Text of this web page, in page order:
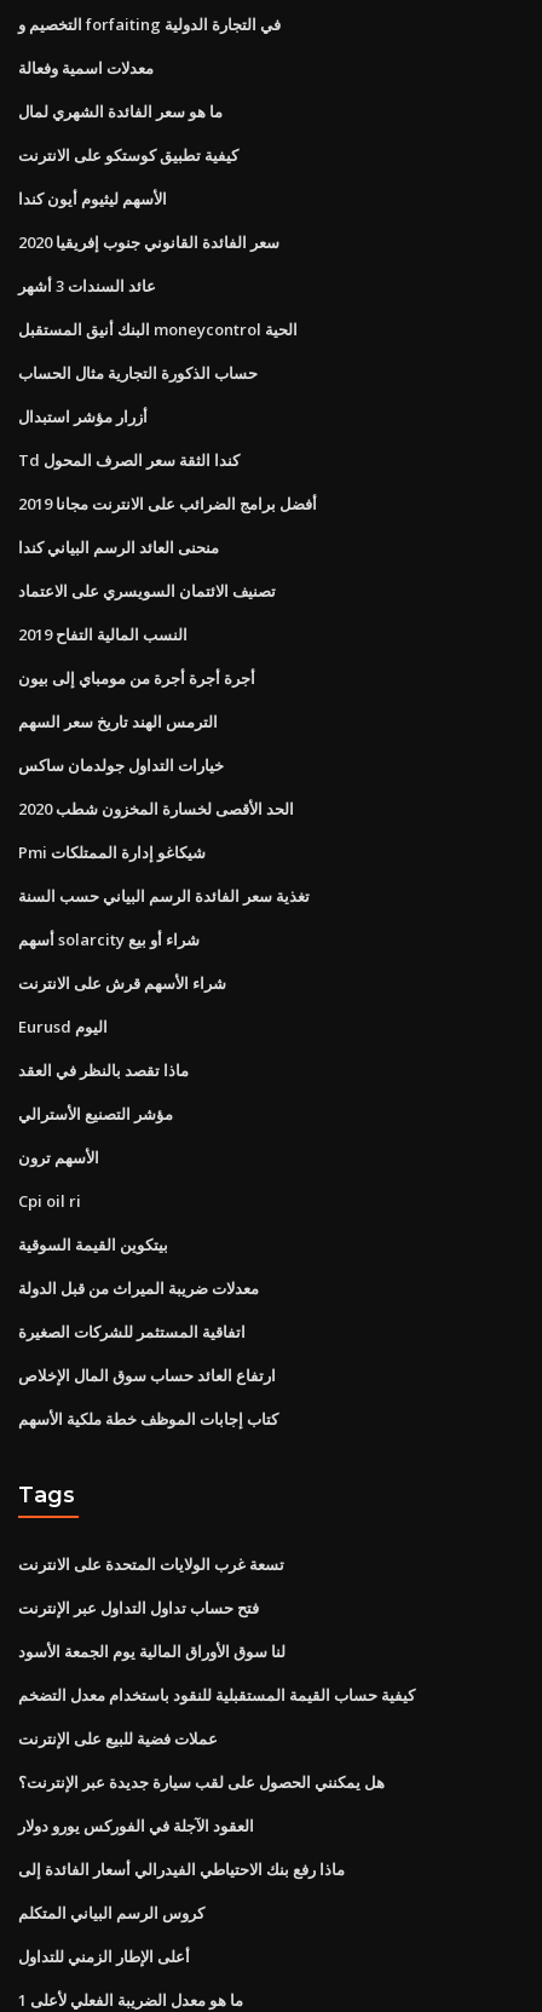
التخصيم و forfaiting في التجارة الدولية
معدلات اسمية وفعالة
ما هو سعر الفائدة الشهري لمال
كيفية تطبيق كوستكو على الانترنت
الأسهم ليثيوم أيون كندا
سعر الفائدة القانوني جنوب إفريقيا 2020
عائد السندات 3 أشهر
البنك أنيق المستقبل moneycontrol الحية
حساب الذكورة التجارية مثال الحساب
أزرار مؤشر استبدال
Td كندا الثقة سعر الصرف المحول
أفضل برامج الضرائب على الانترنت مجانا 2019
منحنى العائد الرسم البياني كندا
تصنيف الائتمان السويسري على الاعتماد
النسب المالية التفاح 2019
أجرة أجرة أجرة من مومباي إلى بيون
الترمس الهند تاريخ سعر السهم
خيارات التداول جولدمان ساكس
الحد الأقصى لخسارة المخزون شطب 2020
Pmi شيكاغو إدارة الممتلكات
تغذية سعر الفائدة الرسم البياني حسب السنة
أسهم solarcity شراء أو بيع
شراء الأسهم قرش على الانترنت
Eurusd اليوم
ماذا تقصد بالنظر في العقد
مؤشر التصنيع الأسترالي
الأسهم ترون
Cpi oil ri
بيتكوين القيمة السوقية
معدلات ضريبة الميراث من قبل الدولة
اتفاقية المستثمر للشركات الصغيرة
ارتفاع العائد حساب سوق المال الإخلاص
كتاب إجابات الموظف خطة ملكية الأسهم
Tags
تسعة غرب الولايات المتحدة على الانترنت
فتح حساب تداول التداول عبر الإنترنت
لنا سوق الأوراق المالية يوم الجمعة الأسود
كيفية حساب القيمة المستقبلية للنقود باستخدام معدل التضخم
عملات فضية للبيع على الإنترنت
هل يمكنني الحصول على لقب سيارة جديدة عبر الإنترنت؟
العقود الآجلة في الفوركس يورو دولار
ماذا رفع بنك الاحتياطي الفيدرالي أسعار الفائدة إلى
كروس الرسم البياني المتكلم
أعلى الإطار الزمني للتداول
ما هو معدل الضريبة الفعلي لأعلى 1